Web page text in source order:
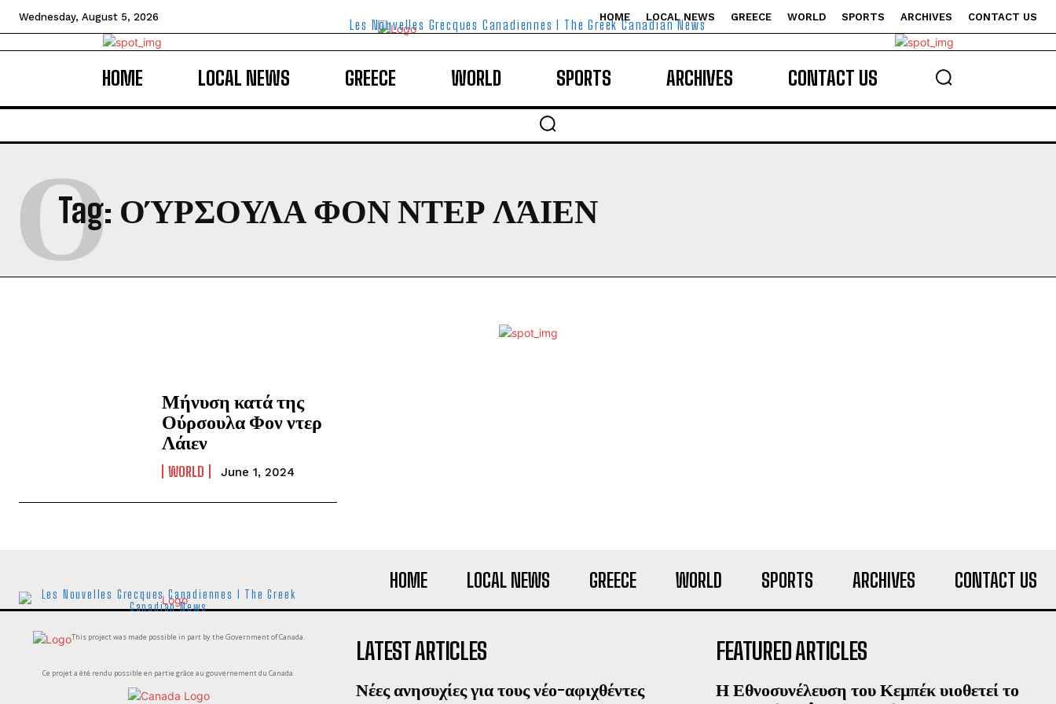
Wednesday, August 5, 2026 HOME LOCAL NEWS GREECE WORLD SPORTS ARCHIVES CONTACT US
Les Nouvelles Grecques Canadiennes I The Greek Canadian News
HOME LOCAL NEWS GREECE WORLD SPORTS ARCHIVES CONTACT US
Tag: ΟΎΡΣΟΥΛΑ ΦΟΝ ΝΤΕΡ ΛΆΙΕΝ
Ο
Μήνυση κατά της
Ούρσουλα Φον ντερ
Λάιεν
WORLD June 1, 2024
HOME LOCAL NEWS GREECE WORLD SPORTS ARCHIVES CONTACT US
Les Nouvelles Grecques Canadiennes I The Greek
Canadian News
This project was made possible in part by the Government of Canada.
Ce projet a été rendu possible en partie grâce au gouvernement du Canada.
LATEST ARTICLES
Νέες ανησυχίες για τους νέο-αφιχθέντες
FEATURED ARTICLES
Η Εθνοσυνέλευση του Κεμπέκ υιοθετεί το